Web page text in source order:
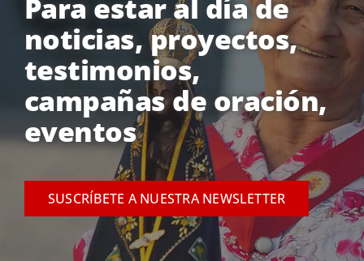
Para estar al día de
noticias, proyectos,
testimonios,
campañas de oración,
eventos
SUSCRÍBETE A NUESTRA NEWSLETTER